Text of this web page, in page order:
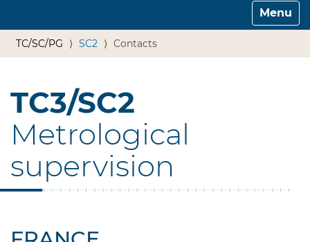
Toggle
TC/SC/PG SC2 Contacts
TC3/SC2
Metrological
supervision